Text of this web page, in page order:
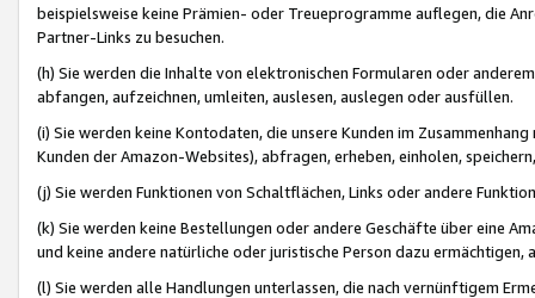
beispielsweise keine Prämien- oder Treueprogramme auflegen, die
Partner-Links zu besuchen.
(h) Sie werden die Inhalte von elektronischen Formularen oder
abfangen, aufzeichnen, umleiten, auslesen, auslegen oder ausfüllen.
(i) Sie werden keine Kontodaten, die unsere Kunden im
Kunden der Amazon-Websites), abfragen, erheben, einholen,
(j) Sie werden Funktionen von Schaltflächen, Links oder andere
(k) Sie werden keine Bestellungen oder andere Geschäfte über eine
und keine andere natürliche oder juristische Person dazu
(l) Sie werden alle Handlungen unterlassen, die nach vernünftigem